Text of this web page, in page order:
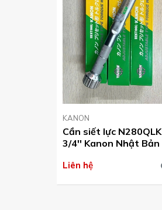
KANON
Cần siết lực N280QLK
3/4'' Kanon Nhật Bản
Liên hệ